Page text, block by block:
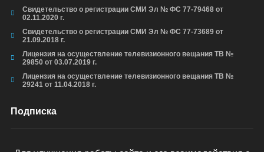
Свидетельство о регистрации СМИ Эл № ФС 77-79468 от
02.11.2020 г.
Свидетельство о регистрации СМИ Эл № ФС 77-73689 от
21.09.2018 г.
Лицензия на осуществление телевизионного вещания ТВ №
29850 от 03.07.2019 г.
Лицензия на осуществление телевизионного вещания ТВ №
29241 от 11.04.2018 г.
Подписка